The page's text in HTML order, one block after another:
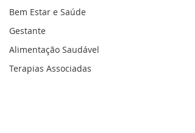
Bem Estar e Saúde
Gestante
Alimentação Saudável
Terapias Associadas